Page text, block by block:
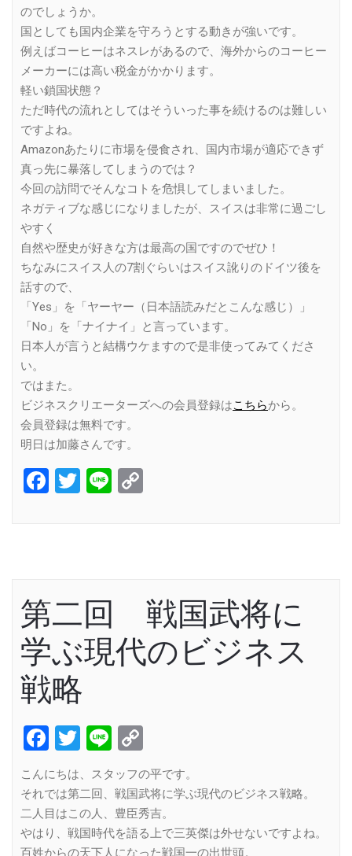
のでしょうか。
国としても国内企業を守ろうとする動きが強いです。
例えばコーヒーはネスレがあるので、海外からのコーヒー
メーカーには高い税金がかかります。
軽い鎖国状態？
ただ時代の流れとしてはそういった事を続けるのは難しい
ですよね。
Amazonあたりに市場を侵食され、国内市場が適応できず
真っ先に暴落してしまうのでは？
今回の訪問でそんなコトを危惧してしまいました。
ネガティブな感じになりましたが、スイスは非常に過ごし
やすく
自然や歴史が好きな方は最高の国ですのでぜひ！
ちなみにスイス人の7割ぐらいはスイス訛りのドイツ後を
話すので、
「Yes」を「ヤーヤー（日本語読みだとこんな感じ）」
「No」を「ナイナイ」と言っています。
日本人が言うと結構ウケますので是非使ってみてくださ
い。
ではまた。
ビジネスクリエーターズへの会員登録はこちらから。
会員登録は無料です。
明日は加藤さんです。
Facebook
Twitter
Line
第二回 戦国武将に
学ぶ現代のビジネス
戦略
Facebook
Twitter
Line
Link
こんにちは、スタッフの平です。
それでは第二回、戦国武将に学ぶ現代のビジネス戦略。
二人目はこの人、豊臣秀吉。
やはり、戦国時代を語る上で三英傑は外せないですよね。
百姓からの天下人になった戦国一の出世頭。